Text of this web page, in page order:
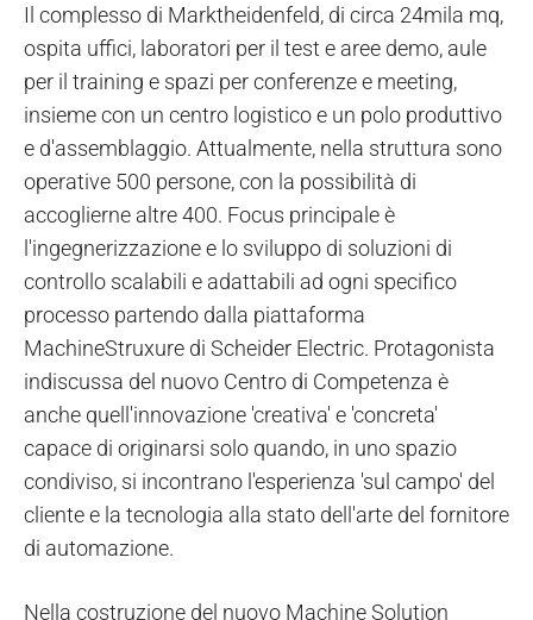
Il complesso di Marktheidenfeld, di circa 24mila mq,
ospita uffici, laboratori per il test e aree demo, aule
per il training e spazi per conferenze e meeting,
insieme con un centro logistico e un polo produttivo
e d'assemblaggio. Attualmente, nella struttura sono
operative 500 persone, con la possibilità di
accoglierne altre 400. Focus principale è
l'ingegnerizzazione e lo sviluppo di soluzioni di
controllo scalabili e adattabili ad ogni specifico
processo partendo dalla piattaforma
MachineStruxure di Scheider Electric. Protagonista
indiscussa del nuovo Centro di Competenza è
anche quell'innovazione 'creativa' e 'concreta'
capace di originarsi solo quando, in uno spazio
condiviso, si incontrano l'esperienza 'sul campo' del
cliente e la tecnologia alla stato dell'arte del fornitore
di automazione.
Nella costruzione del nuovo Machine Solution